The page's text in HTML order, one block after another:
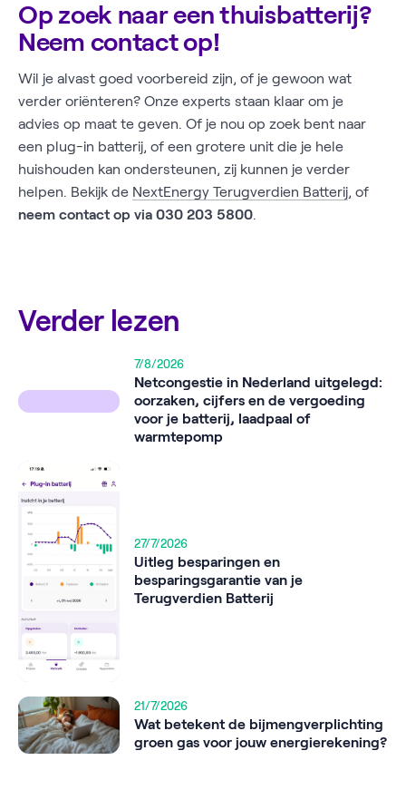
Op zoek naar een thuisbatterij?
Neem contact op!
Wil je alvast goed voorbereid zijn, of je gewoon wat
verder oriënteren? Onze experts staan klaar om je
advies op maat te geven. Of je nou op zoek bent naar
een plug-in batterij, of een grotere unit die je hele
huishouden kan ondersteunen, zij kunnen je verder
helpen. Bekijk de NextEnergy Terugverdien Batterij, of
neem contact op via 030 203 5800.
Verder lezen
7/8/2026
Netcongestie in Nederland uitgelegd:
oorzaken, cijfers en de vergoeding
voor je batterij, laadpaal of
warmtepomp
27/7/2026
Uitleg besparingen en
besparingsgarantie van je
Terugverdien Batterij
21/7/2026
Wat betekent de bijmengverplichting
groen gas voor jouw energierekening?